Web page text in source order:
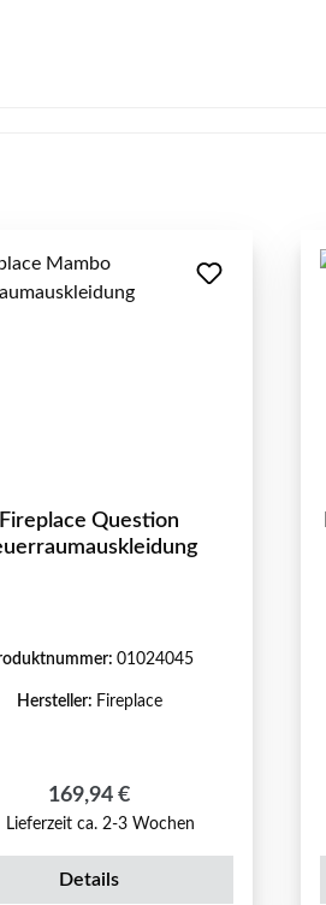
Fireplace Question
01024045
Hersteller: Fireplace
Regulärer Preis:
169,94 €
Lieferzeit ca. 2-3 Wochen
Details